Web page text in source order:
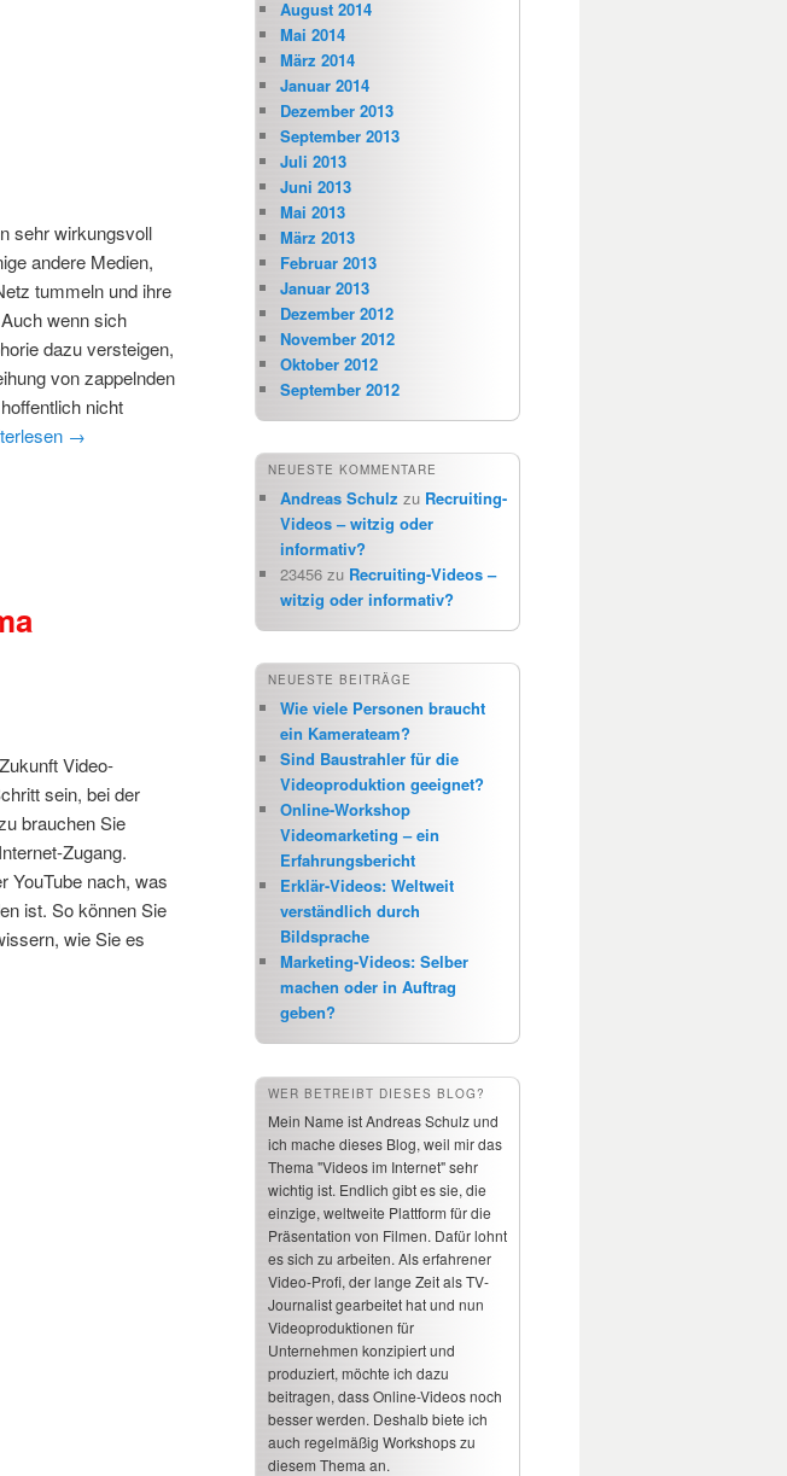
sehr wirkungsvoll
andere Medien,
tummeln und ihre
wenn sich
dazu versteigen,
von zappelnden
nicht
→
Video-
sein, bei der
brauchen Sie
Zugang.
YouTube nach, was
ist. So können Sie
wie Sie es
August 2014
Mai 2014
März 2014
Januar 2014
Dezember 2013
September 2013
Juli 2013
Juni 2013
Mai 2013
März 2013
Februar 2013
Januar 2013
Dezember 2012
November 2012
Oktober 2012
September 2012
NEUESTE KOMMENTARE
Andreas Schulz zu Recruiting-
Videos – witzig oder
informativ?
23456 zu Recruiting-Videos –
witzig oder informativ?
NEUESTE BEITRÄGE
Wie viele Personen braucht
ein Kamerateam?
Sind Baustrahler für die
Videoproduktion geeignet?
Online-Workshop
Videomarketing – ein
Erfahrungsbericht
Erklär-Videos: Weltweit
verständlich durch
Bildsprache
Marketing-Videos: Selber
machen oder in Auftrag
geben?
WER BETREIBT DIESES BLOG?
Mein Name ist Andreas Schulz und
ich mache dieses Blog, weil mir das
Thema "Videos im Internet" sehr
wichtig ist. Endlich gibt es sie, die
einzige, weltweite Plattform für die
Präsentation von Filmen. Dafür lohnt
es sich zu arbeiten. Als erfahrener
Video-Profi, der lange Zeit als TV-
Journalist gearbeitet hat und nun
Videoproduktionen für
Unternehmen konzipiert und
produziert, möchte ich dazu
beitragen, dass Online-Videos noch
besser werden. Deshalb biete ich
auch regelmäßig Workshops zu
diesem Thema an.